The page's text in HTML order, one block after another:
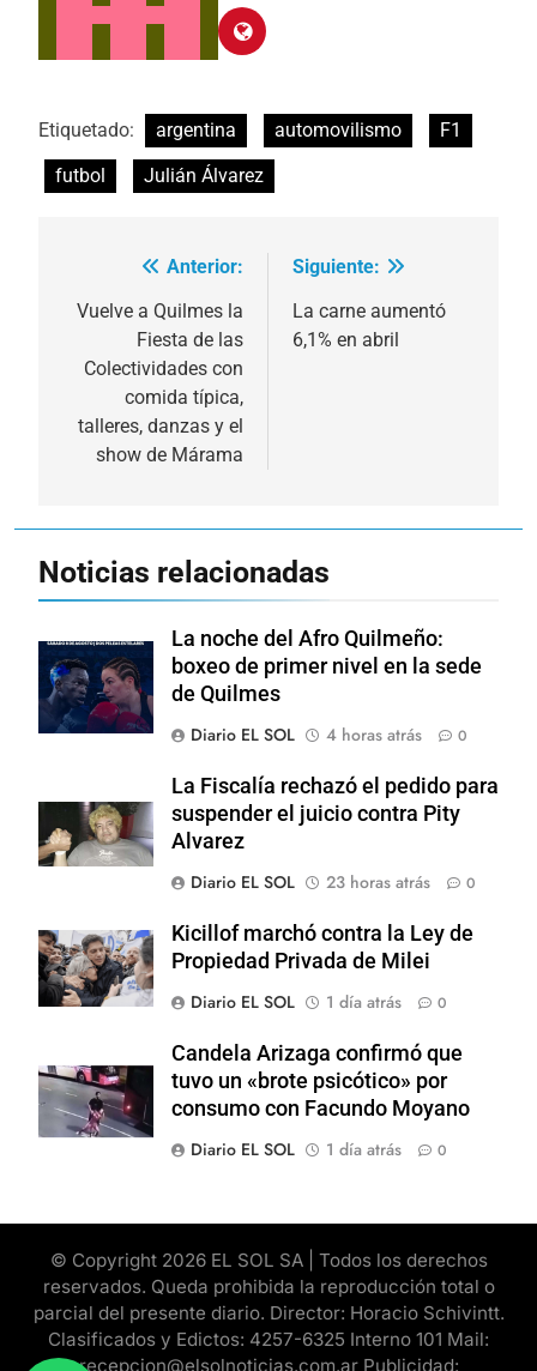
Etiquetado: argentina automovilismo
F1
futbol
Julián Álvarez
Navegación
de
entradas
Anterior:
Vuelve a Quilmes la
Fiesta de las
Colectividades con
comida típica,
talleres, danzas y el
show de Márama
Siguiente:
La carne aumentó
6,1% en abril
Noticias relacionadas
La noche del Afro Quilmeño:
boxeo de primer nivel en la sede
de Quilmes
Diario EL SOL
4 horas atrás 0
La Fiscalía rechazó el pedido para
suspender el juicio contra Pity
Alvarez
Diario EL SOL
23 horas atrás 0
Kicillof marchó contra la Ley de
Propiedad Privada de Milei
Diario EL SOL
1 día atrás 0
Candela Arizaga confirmó que
tuvo un «brote psicótico» por
consumo con Facundo Moyano
Diario EL SOL
1 día atrás 0
© Copyright 2026 EL SOL SA | Todos los derechos
reservados. Queda prohibida la reproducción total o
parcial del presente diario. Director: Horacio Schivintt.
Clasificados y Edictos: 4257-6325 Interno 101 Mail:
recepcion@elsolnoticias.com.ar Publicidad: